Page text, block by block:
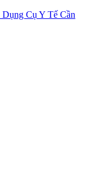
Dụng Cụ Y Tế Cần